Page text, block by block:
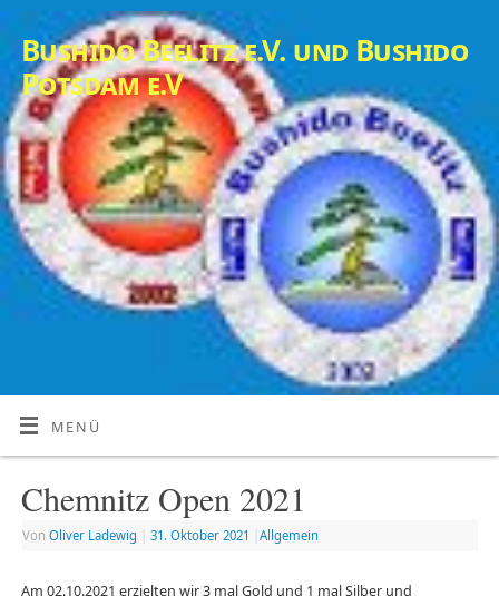
Bushido Beelitz e.V. und Bushido
Potsdam e.V
MENÜ
Chemnitz Open 2021
Von Oliver Ladewig 31. Oktober 2021 Allgemein
Am 02.10.2021 erzielten wir 3 mal Gold und 1 mal Silber und